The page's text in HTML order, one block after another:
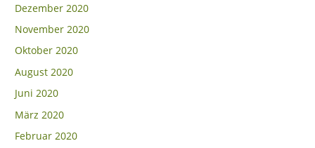
Dezember 2020
November 2020
Oktober 2020
August 2020
Juni 2020
März 2020
Februar 2020